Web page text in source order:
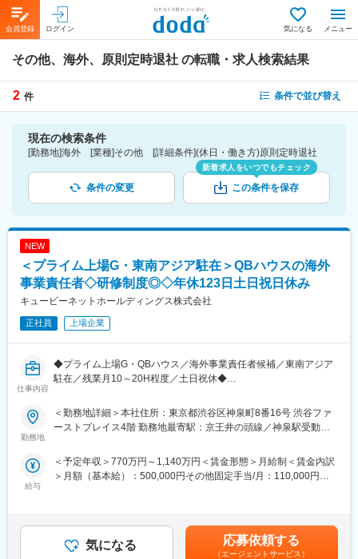
会員登録 ログイン 気になる メニュー
その他、海外、原則定時退社 の転職・求人検索結果
2 件 条件で並び替え
現在の検索条件
[勤務地]海外 [業種]その他 [詳細条件](休日・働き方)原則定時退社
条件の変更
新着求人をいつでもチェック
この条件を保存
NEW
＜プライム上場G・東南アジア駐在＞QBハウスの海外
事業責任者◇研修制度◎◇年休123日土日祝日休み
キュービーネットホールディングス株式会社
正社員 上場企業
仕事内容
◆プライム上場G・QBハウス／海外事業責任者候補／東南アジア
駐在／残業月10～20H程度／土日祝休◆
・海外子会社のマネジメント全般
- 担当エリアの事業計画立案・収益管理（売上・利益等のKPI管
- 本部の部門長・エリアマネージャーを通じた店舗運営・サービス
品質のマネジメント
- 収益、店舗オペレーションの管理他、定例ミーティングの実施
※ミーティングは部門長、マネージャーが中心
勤務地
＜勤務地詳細＞本社住所：東京都渋谷区神泉町8番16号 渋谷ファ
ーストプレイス4階 勤務地最寄駅：京王井の頭線／神泉駅受動喫
給与
＜予定年収＞770万円～1,140万円＜賃金形態＞月給制＜賃金内訳
＞月額（基本給）：500,000円その他固定手当/月：110,000円～
り、選考を通じて上下する可能性があります。月給(月額)は固定手
当を含めた表記です。
気になる 応募依頼する
（エージェントサービス）